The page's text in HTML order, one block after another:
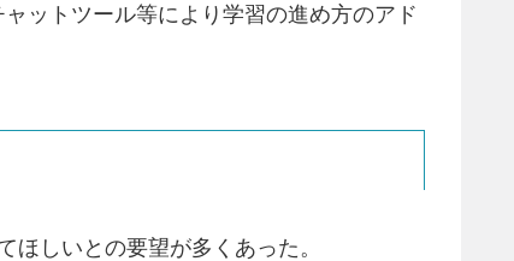
ットツール等により学習の進め方のアド
しいとの要望が多くあった。